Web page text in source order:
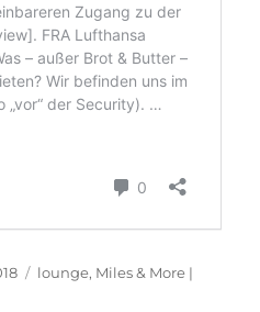
Kategorien
lounge, Miles & More |